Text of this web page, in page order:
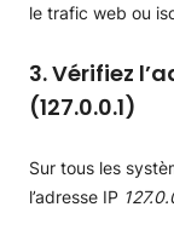
le trafic web ou
3. Vérifiez
(127.0.0.1)
Sur tous les
l’adresse IP